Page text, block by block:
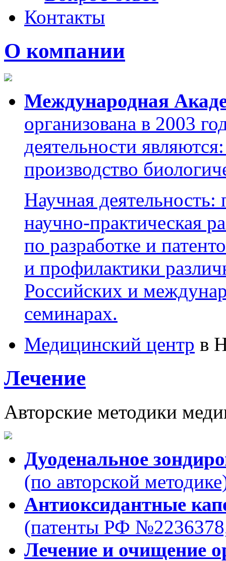
Контакты
О компании
Международная
организована в 2003
деятельности
производство
Научная
научно-практическая
по разработке и
и профилактики
Российских и
семинарах.
Медицинский центр в
Лечение
Авторские методики
Дуоденальное
(по авторской
Антиоксидантные
(патенты РФ
Лечение и очищение